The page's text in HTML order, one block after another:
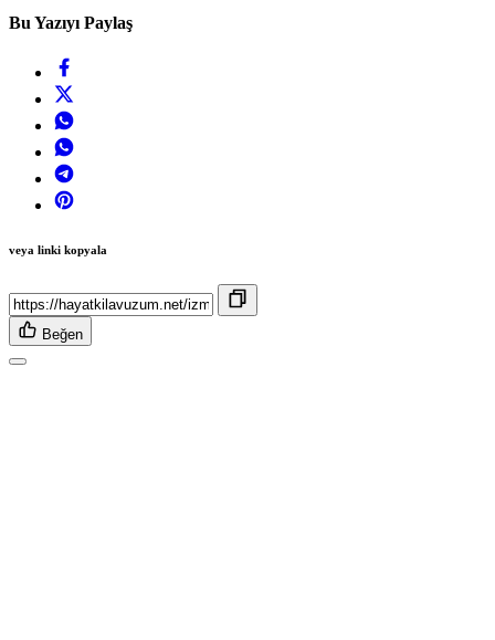
Bu Yazıyı Paylaş
veya linki kopyala
Beğen